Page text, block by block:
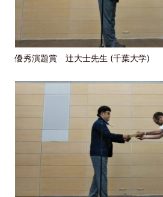
優秀演題賞 辻大士先生 (千葉大学)